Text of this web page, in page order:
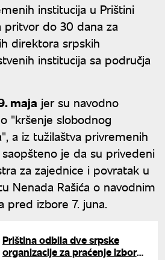
institucija u Prištini
pritvor do 30 dana za
direktora srpskih
institucija sa područja
maja jer su navodno
"kršenje slobodnog
a iz tužilaštva privremenih
je da su privedeni
za zajednice i povratak u
Nenada Rašića o navodnim
pred izbore 7. juna.
Priština odbila dve srpske
organizacije za praćenje izbora: